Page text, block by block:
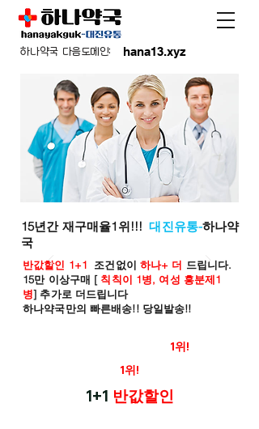
hana13.xyz
하나약국 다음도메인:
15년간 재구매율1위!!!대진유통-하나약
국
반값할인 1+1 조건없이 하나+ 더 드립니다.
15만 이상구매 [ 칙칙이 1병, 여성 흥분제1
병] 추가로 더드립니다
하나약국만의 빠른배송!! 당일발송!!
1위!
1위!
1+1 반값할인